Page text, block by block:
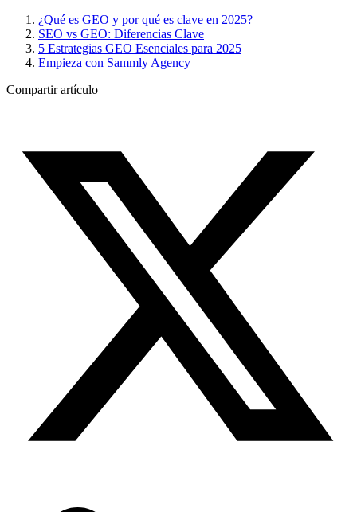
¿Qué es GEO y por qué es clave en 2025?
SEO vs GEO: Diferencias Clave
5 Estrategias GEO Esenciales para 2025
Empieza con Sammly Agency
Compartir artículo